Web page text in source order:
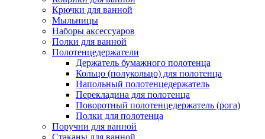
Крючки для ванной
Мыльницы
Наборы аксессуаров
Полки для ванной
Полотенцедержатели
Держатель бумажного полотенца
Кольцо (полукольцо) для полотенца
Напольный полотенцедержатель
Перекладина для полотенца
Поворотный полотенцедержатель (рога)
Полки для полотенца
Поручни для ванной
Стаканы для ванной